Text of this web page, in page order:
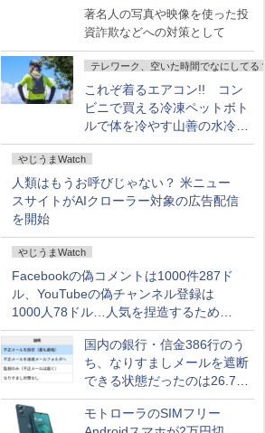
し詐欺広告」対策強化を要請
著名人の写真や映像を使った投
資詐欺などへの対策として
テレワーク、空いた時間でなにしてる？
これぞ着るエアコン!! コン
ビニで買える冷凍ペットボト
ルで体を冷やす山善の水冷ベ
ストがロードバイクにちょう
どいい【ぼっち・ざ・ろー
ど！その14】
やじうまWatch
人類はもうお呼びじゃない？ 米ニュー
スサイトがAIクローラー対象の広告配信
を開始
やじうまWatch
Facebookの偽コメントは1000件287ド
ル、YouTubeの偽チャンネル登録は
1000人78ドル…人気を捏造するための
価格リストが公開中
国内の銀行・信金386行のう
ち、なりすましメールを遮断
できる状態だったのは26.7％
にとどまる～GMOブランド
セキュリティ調査
モトローラのSIMフリー